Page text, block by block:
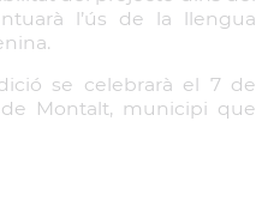
l’ús de la llengua
se celebrarà el 7 de
Montalt, municipi que